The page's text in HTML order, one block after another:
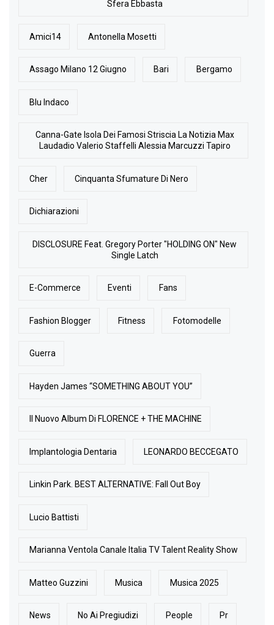
Sfera Ebbasta
Amici14 Antonella Mosetti
Assago Milano 12 Giugno Bari Bergamo
Blu Indaco
Canna-Gate Isola Dei Famosi Striscia La Notizia Max
Laudadio Valerio Staffelli Alessia Marcuzzi Tapiro
Cher Cinquanta Sfumature Di Nero
Dichiarazioni
DISCLOSURE Feat. Gregory Porter "HOLDING ON" New
Single Latch
E-Commerce Eventi Fans
Fashion Blogger Fitness Fotomodelle
Guerra
Hayden James “SOMETHING ABOUT YOU”
Il Nuovo Album Di FLORENCE + THE MACHINE
Implantologia Dentaria LEONARDO BECCEGATO
Linkin Park. BEST ALTERNATIVE: Fall Out Boy
Lucio Battisti
Marianna Ventola Canale Italia TV Talent Reality Show
Matteo Guzzini Musica Musica 2025
News No Ai Pregiudizi People Pr